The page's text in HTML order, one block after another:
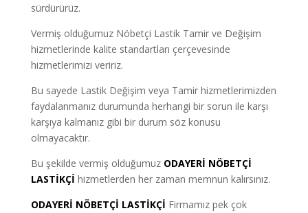
sürdürürüz.
Vermiş olduğumuz Nöbetçi Lastik Tamir ve Değişim
hizmetlerinde kalite standartları çerçevesinde
hizmetlerimizi veririz.
Bu sayede Lastik Değişim veya Tamir hizmetlerimizden
faydalanmanız durumunda herhangi bir sorun ile karşı
karşıya kalmanız gibi bir durum söz konusu
olmayacaktır.
Bu şekilde vermiş olduğumuz ODAYERİ NÖBETÇİ
LASTİKÇİ hizmetlerden her zaman memnun kalırsınız.
ODAYERİ NÖBETÇİ LASTİKÇİ Firmamız pek çok